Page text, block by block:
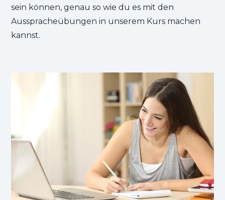
sein können, genau so wie du es mit den
Ausspracheübungen in unserem Kurs machen
kannst.